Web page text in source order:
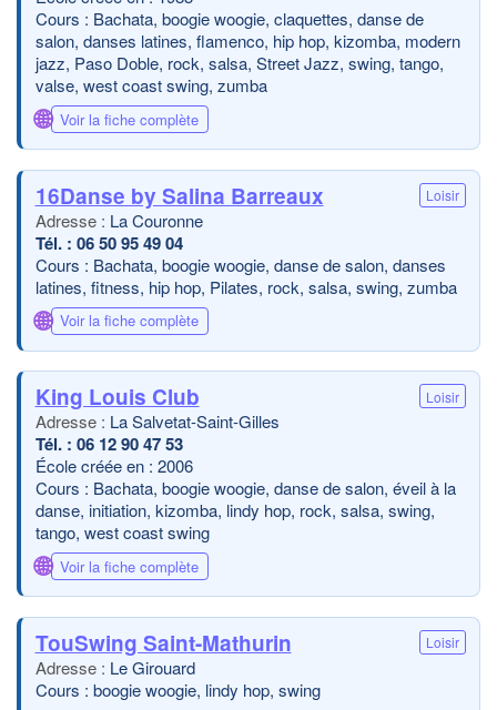
Cours : Bachata, boogie woogie, claquettes, danse de
salon, danses latines, flamenco, hip hop, kizomba, modern
jazz, Paso Doble, rock, salsa, Street Jazz, swing, tango,
valse, west coast swing, zumba
🌐 Voir la fiche complète
16Danse by Salina Barreaux Loisir
La Couronne
06 50 95 49 04
Cours : Bachata, boogie woogie, danse de salon, danses
latines, fitness, hip hop, Pilates, rock, salsa, swing, zumba
🌐 Voir la fiche complète
King Louis Club Loisir
La Salvetat-Saint-Gilles
06 12 90 47 53
École créée en : 2006
Cours : Bachata, boogie woogie, danse de salon, éveil à la
danse, initiation, kizomba, lindy hop, rock, salsa, swing,
tango, west coast swing
🌐 Voir la fiche complète
TouSwing Saint-Mathurin Loisir
Le Girouard
Cours : boogie woogie, lindy hop, swing